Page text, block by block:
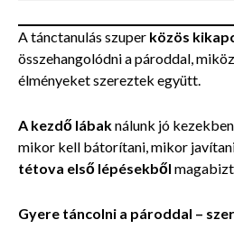
A tánctanulás szuper közös
összehangolódni a pároddal,
élményeket szereztek együtt.
A kezdő lábaknálunk jó
mikor kell bátorítani, mikor
tétova első lépésekből
Gyere táncolni a pároddal –